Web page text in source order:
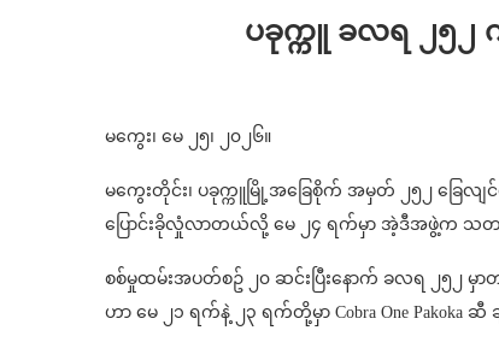
ပခုက္ကူ ခလရ ၂၅၂
မကွေး၊ မေ ၂၅၊ ၂၀၂၆။
မကွေးတိုင်း၊ ပခုက္ကူမြို့အခြေစိုက် အမှတ် ၂၅၂ ခြေလျ
ပြောင်းခိုလှုံလာတယ်လို့ မေ ၂၄ ရက်မှာ အဲ့ဒီအဖွဲ့က သတ
စစ်မှုထမ်းအပတ်စဥ် ၂၀ ဆင်းပြီးနောက် ခလရ ၂၅၂ မှ
ဟာ မေ ၂၁ ရက်နဲ့ ၂၃ ရက်တို့မှာ Cobra One